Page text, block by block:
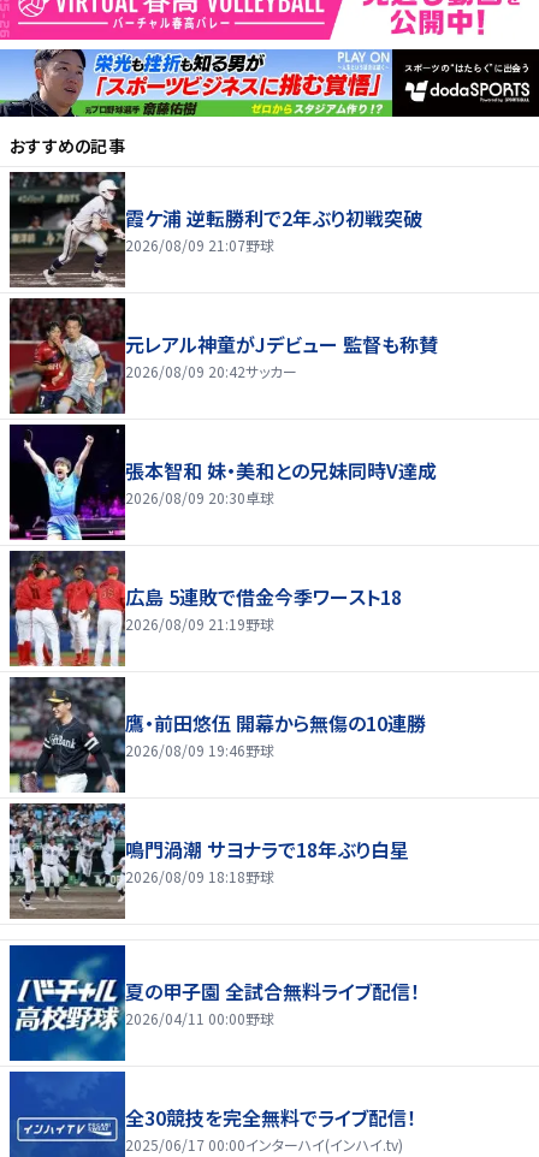
おすすめの記事
霞ケ浦 逆転勝利で2年ぶり初戦突破
2026/08/09 21:07野球
元レアル神童がJデビュー 監督も称賛
2026/08/09 20:42サッカー
張本智和 妹・美和との兄妹同時V達成
2026/08/09 20:30卓球
広島 5連敗で借金今季ワースト18
2026/08/09 21:19野球
鷹・前田悠伍 開幕から無傷の10連勝
2026/08/09 19:46野球
鳴門渦潮 サヨナラで18年ぶり白星
2026/08/09 18:18野球
夏の甲子園 全試合無料ライブ配信！
2026/04/11 00:00野球
全30競技を完全無料でライブ配信！
2025/06/17 00:00インターハイ(インハイ.tv)